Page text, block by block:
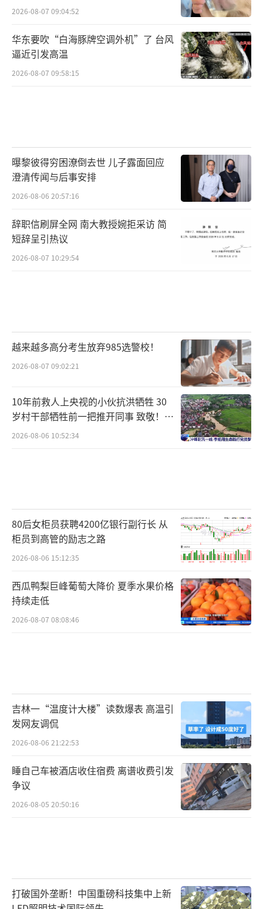
2026-08-07 09:04:52
华东要吹“白海豚牌空调外机”了 台风
逼近引发高温
2026-08-07 09:58:15
曝黎彼得穷困潦倒去世 儿子露面回应
澄清传闻与后事安排
2026-08-06 20:57:16
辞职信刷屏全网 南大教授婉拒采访 简
短辞呈引热议
2026-08-07 10:29:54
越来越多高分考生放弃985选警校！
2026-08-07 09:02:21
10年前救人上央视的小伙抗洪牺牲 30
岁村干部牺牲前一把推开同事 致敬！送
别！
2026-08-06 10:52:34
80后女柜员获聘4200亿银行副行长 从
柜员到高管的励志之路
2026-08-06 15:12:35
西瓜鸭梨巨峰葡萄大降价 夏季水果价格
持续走低
2026-08-07 08:08:46
吉林一“温度计大楼”读数爆表 高温引
发网友调侃
2026-08-06 21:22:53
睡自己车被酒店收住宿费 离谱收费引发
争议
2026-08-05 20:50:16
打破国外垄断！中国重磅科技集中上新